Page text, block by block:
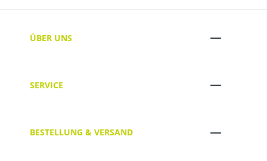
ÜBER UNS
SERVICE
BESTELLUNG & VERSAND